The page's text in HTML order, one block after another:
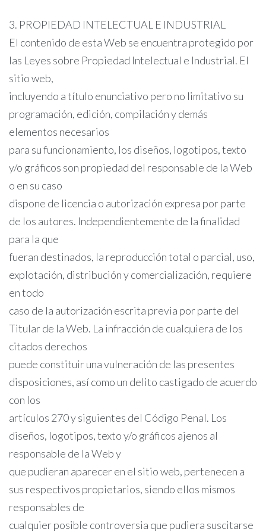
3. PROPIEDAD INTELECTUAL E INDUSTRIAL
El contenido de esta Web se encuentra protegido por
las Leyes sobre Propiedad Intelectual e Industrial. El
sitio web,
incluyendo a título enunciativo pero no limitativo su
programación, edición, compilación y demás
elementos necesarios
para su funcionamiento, los diseños, logotipos, texto
y/o gráficos son propiedad del responsable de la Web
o en su caso
dispone de licencia o autorización expresa por parte
de los autores. Independientemente de la finalidad
para la que
fueran destinados, la reproducción total o parcial, uso,
explotación, distribución y comercialización, requiere
en todo
caso de la autorización escrita previa por parte del
Titular de la Web. La infracción de cualquiera de los
citados derechos
puede constituir una vulneración de las presentes
disposiciones, así como un delito castigado de acuerdo
con los
artículos 270 y siguientes del Código Penal. Los
diseños, logotipos, texto y/o gráficos ajenos al
responsable de la Web y
que pudieran aparecer en el sitio web, pertenecen a
sus respectivos propietarios, siendo ellos mismos
responsables de
cualquier posible controversia que pudiera suscitarse